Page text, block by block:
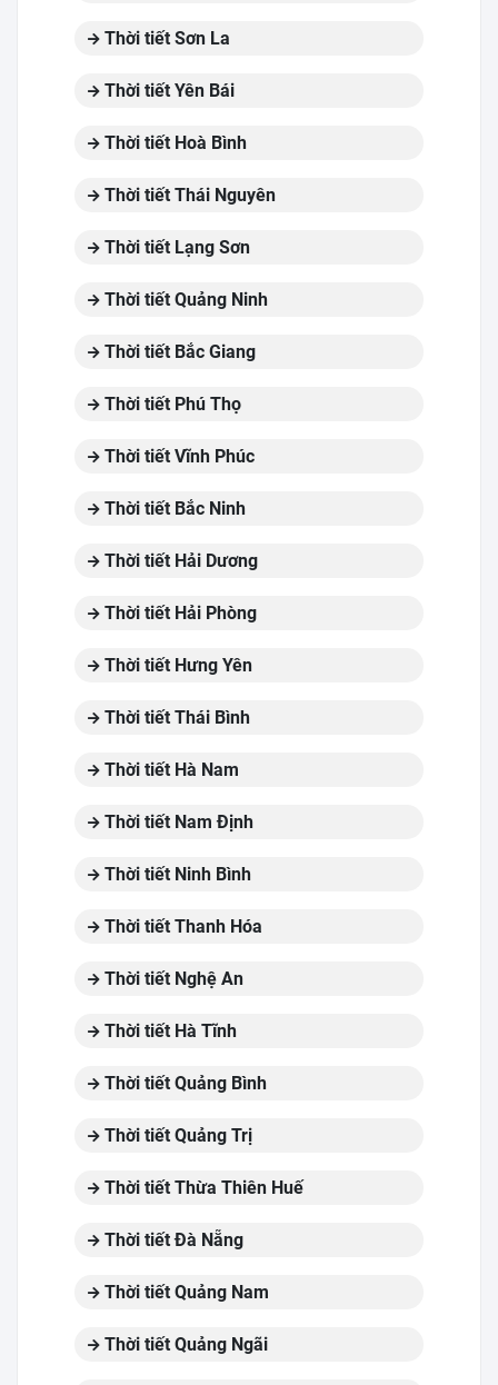
Thời tiết Sơn La
Thời tiết Yên Bái
Thời tiết Hoà Bình
Thời tiết Thái Nguyên
Thời tiết Lạng Sơn
Thời tiết Quảng Ninh
Thời tiết Bắc Giang
Thời tiết Phú Thọ
Thời tiết Vĩnh Phúc
Thời tiết Bắc Ninh
Thời tiết Hải Dương
Thời tiết Hải Phòng
Thời tiết Hưng Yên
Thời tiết Thái Bình
Thời tiết Hà Nam
Thời tiết Nam Định
Thời tiết Ninh Bình
Thời tiết Thanh Hóa
Thời tiết Nghệ An
Thời tiết Hà Tĩnh
Thời tiết Quảng Bình
Thời tiết Quảng Trị
Thời tiết Thừa Thiên Huế
Thời tiết Đà Nẵng
Thời tiết Quảng Nam
Thời tiết Quảng Ngãi